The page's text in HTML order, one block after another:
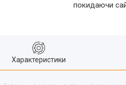
покидаючи
Характеристики